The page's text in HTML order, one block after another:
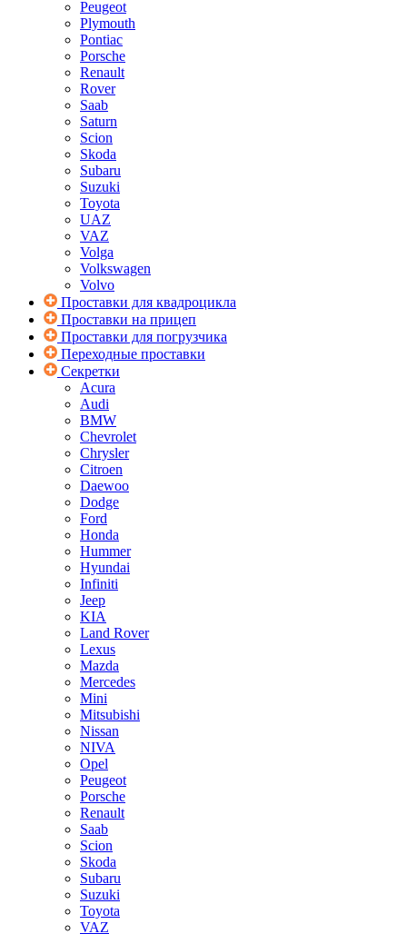
Peugeot
Plymouth
Pontiac
Porsche
Renault
Rover
Saab
Saturn
Scion
Skoda
Subaru
Suzuki
Toyota
UAZ
VAZ
Volga
Volkswagen
Volvo
Проставки для квадроцикла
Проставки на прицеп
Проставки для погрузчика
Переходные проставки
Секретки
Acura
Audi
BMW
Chevrolet
Chrysler
Citroen
Daewoo
Dodge
Ford
Honda
Hummer
Hyundai
Infiniti
Jeep
KIA
Land Rover
Lexus
Mazda
Mercedes
Mini
Mitsubishi
Nissan
NIVA
Opel
Peugeot
Porsche
Renault
Saab
Scion
Skoda
Subaru
Suzuki
Toyota
VAZ